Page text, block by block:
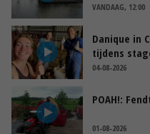
VANDAAG, 12:00
Danique in
tijdens
04-08-2026
POAH!:
01-08-2026